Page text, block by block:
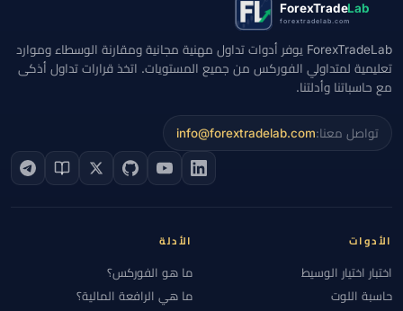
ForexTradeLab
forextradelab.com
ForexTradeLab يوفر أدوات تداول مهنية مجانية ومقارنة الوسطاء وموارد
تعليمية لمتداولي الفوركس من جميع المستويات. اتخذ قرارات تداول أذكى
مع حاسباتنا وأدلتنا.
تواصل معنا:info@forextradelab.com
الأدوات
اختبار اختيار الوسيط
حاسبة اللوت
الأدلة
ما هو الفوركس؟
ما هي الرافعة المالية؟